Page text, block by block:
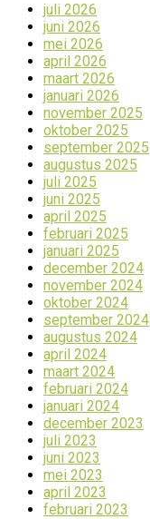
juli 2026
juni 2026
mei 2026
april 2026
maart 2026
januari 2026
november 2025
oktober 2025
september 2025
augustus 2025
juli 2025
juni 2025
april 2025
februari 2025
januari 2025
december 2024
november 2024
oktober 2024
september 2024
augustus 2024
april 2024
maart 2024
februari 2024
januari 2024
december 2023
juli 2023
juni 2023
mei 2023
april 2023
februari 2023